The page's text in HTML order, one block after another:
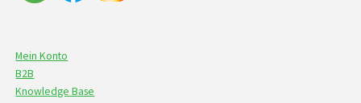
Mein Konto
B2B
Knowledge Base